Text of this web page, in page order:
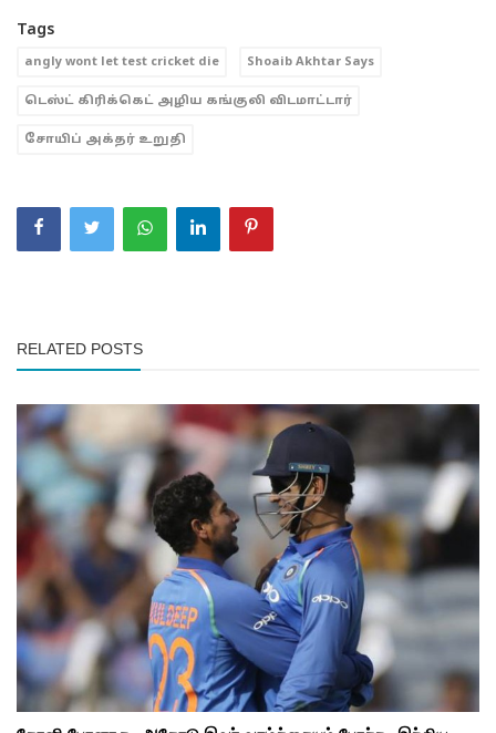
Tags
angly wont let test cricket die Shoaib Akhtar Says
டெஸ்ட் கிரிக்கெட் அழிய கங்குலி விடமாட்டார்
சோயிப் அக்தர் உறுதி
RELATED POSTS